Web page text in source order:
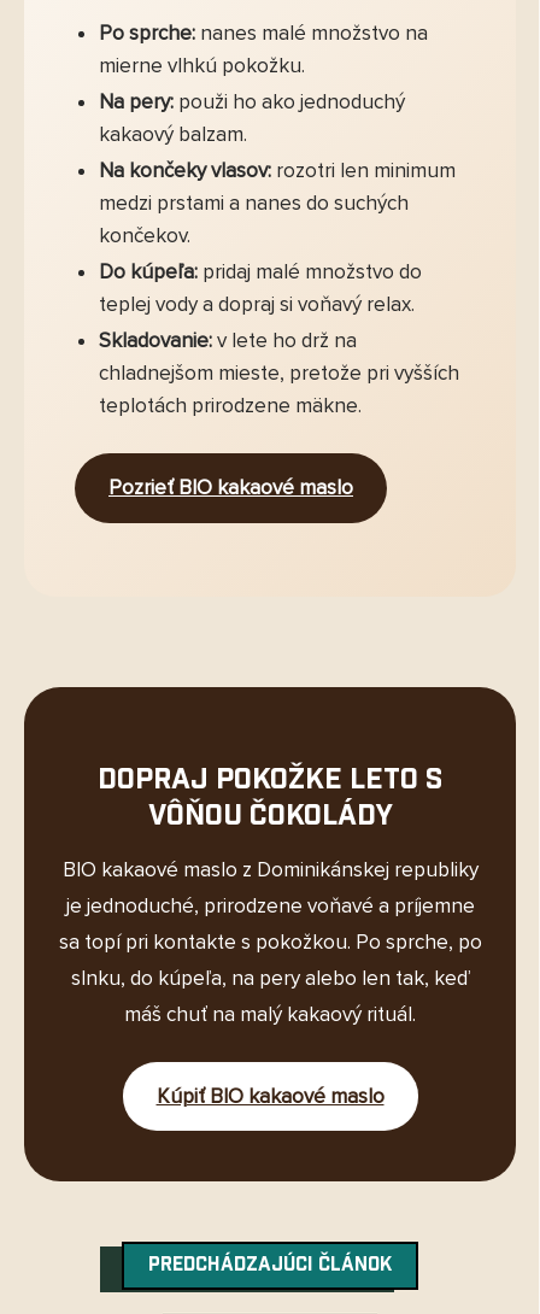
Po sprche: nanes malé množstvo na
mierne vlhkú pokožku.
Na pery: použi ho ako jednoduchý
kakaový balzam.
Na končeky vlasov: rozotri len minimum
medzi prstami a nanes do suchých
končekov.
Do kúpeľa: pridaj malé množstvo do
teplej vody a dopraj si voňavý relax.
Skladovanie:v lete ho drž na
chladnejšom mieste, pretože pri vyšších
teplotách prirodzene mäkne.
Pozrieť BIO kakaové maslo
Dopraj pokožke leto s
vôňou čokolády
BIO kakaové maslo z Dominikánskej republiky
je jednoduché, prirodzene voňavé a príjemne
sa topí pri kontakte s pokožkou. Po sprche, po
slnku, do kúpeľa, na pery alebo len tak, keď
máš chuť na malý kakaový rituál.
Kúpiť BIO kakaové maslo
PREDCHÁDZAJÚCI ČLÁNOK